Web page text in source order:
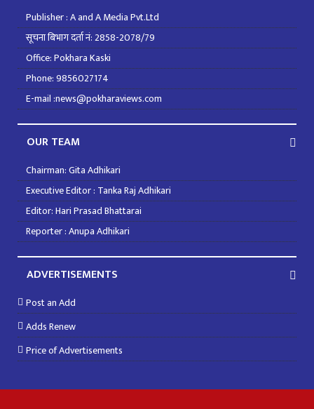
Publisher : A and A Media Pvt.Ltd
सूचना बिभाग दर्ता नं: 2858-2078/79
Office: Pokhara Kaski
Phone: 9856027174
E-mail :news@pokharaviews.com
OUR TEAM
Chairman: Gita Adhikari
Executive Editor : Tanka Raj Adhikari
Editor: Hari Prasad Bhattarai
Reporter : Anupa Adhikari
ADVERTISEMENTS
Post an Add
Adds Renew
Price of Advertisements